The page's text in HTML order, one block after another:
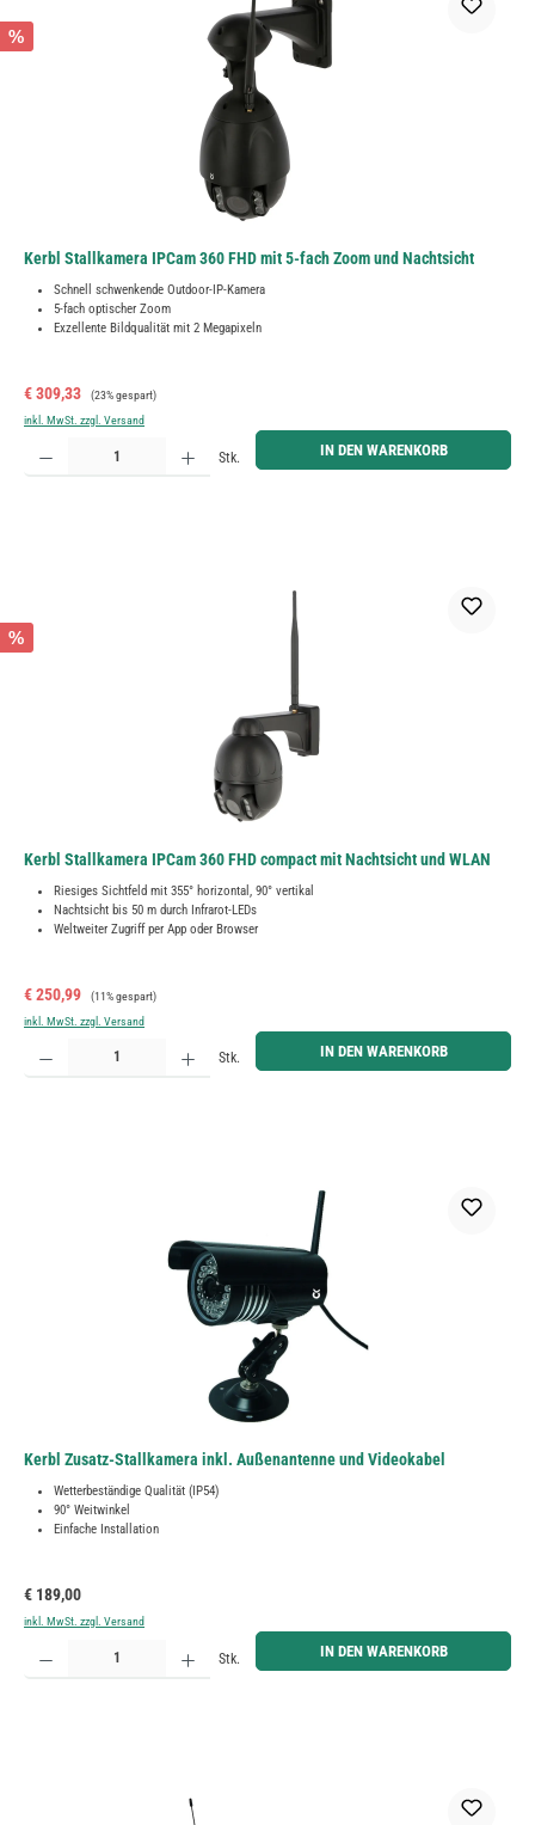
%
Kerbl Stallkamera IPCam 360 FHD mit 5-fach Zoom und Nachtsicht
Schnell schwenkende Outdoor-IP-Kamera
5-fach optischer Zoom
Exzellente Bildqualität mit 2 Megapixeln
Verkaufspreis:
€ 309,33 Regulärer Preis:
(23% gespart)
inkl. MwSt. zzgl. Versand
Produkt Anzahl: Gib den gewünschten Wert ein oder benutze die Schaltflächen um die Anzahl zu
Stk. IN DEN WARENKORB
%
Kerbl Stallkamera IPCam 360 FHD compact mit Nachtsicht und WLAN
Riesiges Sichtfeld mit 355° horizontal, 90° vertikal
Nachtsicht bis 50 m durch Infrarot-LEDs
Weltweiter Zugriff per App oder Browser
Verkaufspreis:
€ 250,99 Regulärer Preis:
(11% gespart)
inkl. MwSt. zzgl. Versand
Produkt Anzahl: Gib den gewünschten Wert ein oder benutze die Schaltflächen um die Anzahl zu
Stk. IN DEN WARENKORB
Kerbl Zusatz-Stallkamera inkl. Außenantenne und Videokabel
Wetterbeständige Qualität (IP54)
90° Weitwinkel
Einfache Installation
Regulärer Preis:
€ 189,00
inkl. MwSt. zzgl. Versand
Produkt Anzahl: Gib den gewünschten Wert ein oder benutze die Schaltflächen um die Anzahl zu
Stk. IN DEN WARENKORB